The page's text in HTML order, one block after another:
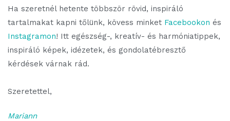
Ha szeretnél hetente többször rövid, inspiráló
tartalmakat kapni tőlünk, kövess minket Facebookon és
Instagramon! Itt egészség-, kreatív- és harmóniatippek,
inspiráló képek, idézetek, és gondolatébresztő
kérdések várnak rád.
Szeretettel,
Mariann